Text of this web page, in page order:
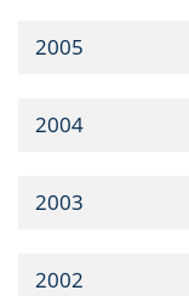
2005
2004
2003
2002